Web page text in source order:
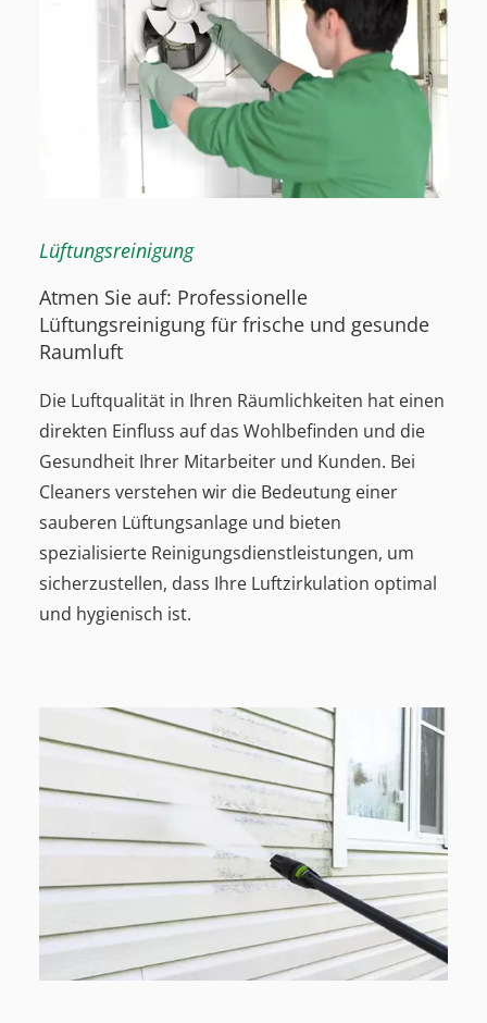
Lüftungsreinigung
Atmen Sie auf: Professionelle
Lüftungsreinigung für frische und gesunde
Raumluft
Die Luftqualität in Ihren Räumlichkeiten hat einen
direkten Einfluss auf das Wohlbefinden und die
Gesundheit Ihrer Mitarbeiter und Kunden. Bei
Cleaners verstehen wir die Bedeutung einer
sauberen Lüftungsanlage und bieten
spezialisierte Reinigungsdienstleistungen, um
sicherzustellen, dass Ihre Luftzirkulation optimal
und hygienisch ist.